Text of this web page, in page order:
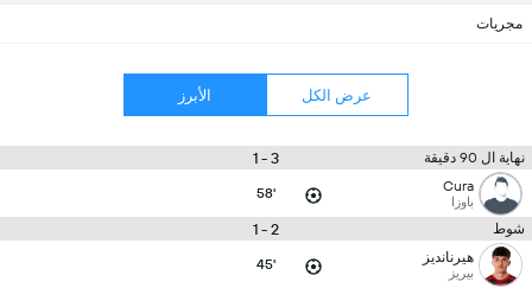
مجريات
عرض الكل الأبرز
نهاية ال 90 دقيقة 3 - 1
Cura
باوزا 58'
شوط 2 - 1
هيرنانديز
بيريز 45'